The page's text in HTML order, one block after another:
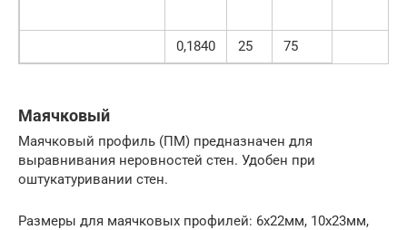
0,1840 25 75
Маячковый
Маячковый профиль (ПМ) предназначен для
выравнивания неровностей стен. Удобен при
оштукатуривании стен.
Размеры для маячковых профилей: 6х22мм, 10х23мм,